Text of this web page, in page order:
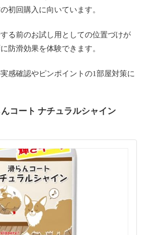
初回購入に向いています。
る前のお試し用としての位置づけが
防滑効果を体験できます。
感確認やピンポイントの1部屋対策に
コート ナチュラルシャイン